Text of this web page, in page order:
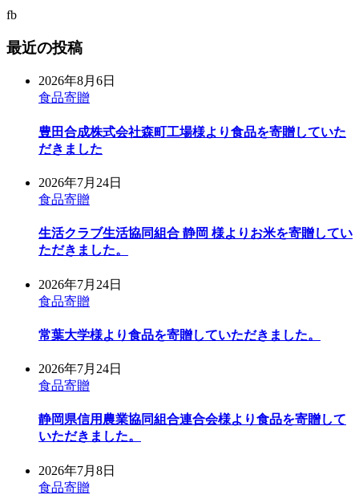
fb
最近の投稿
2026年8月6日
食品寄贈
豊田合成株式会社森町工場様より食品を寄贈していた
だきました
2026年7月24日
食品寄贈
生活クラブ生活協同組合 静岡 様よりお米を寄贈してい
ただきました。
2026年7月24日
食品寄贈
常葉大学様より食品を寄贈していただきました。
2026年7月24日
食品寄贈
静岡県信用農業協同組合連合会様より食品を寄贈して
いただきました。
2026年7月8日
食品寄贈